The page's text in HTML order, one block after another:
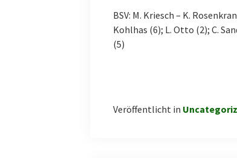
BSV: M. Kriesch – K.
Kohlhas (6); L. Otto (2); C.
(5)
Veröffentlicht in